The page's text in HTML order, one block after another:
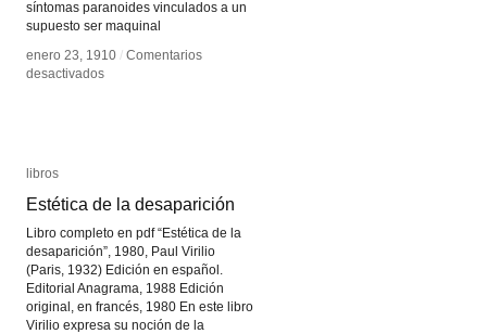
síntomas paranoides vinculados a un
supuesto ser maquinal
enero 23, 1910 / Comentarios
desactivadosen
enero 23, 1910 / Comentarios
desactivadosen
libros
Estética de la desaparición
Libro completo en pdf “Estética de la
desaparición”, 1980, Paul Virilio
(Paris, 1932) Edición en español.
Editorial Anagrama, 1988 Edición
original, en francés, 1980 En este libro
Virilio expresa su noción de la
libros
Estética de la desaparición